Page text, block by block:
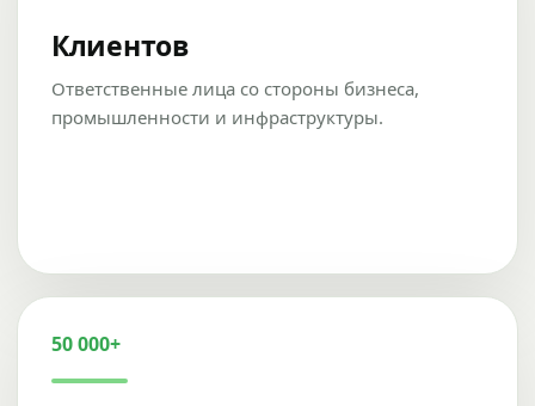
Клиентов
Ответственные лица со стороны бизнеса,
промышленности и инфраструктуры.
50 000+